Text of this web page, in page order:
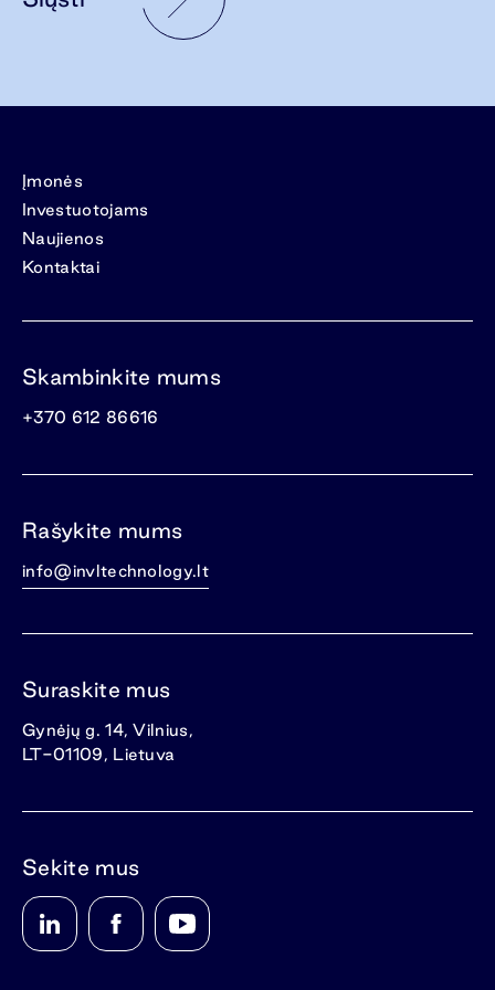
Įmonės
Investuotojams
Naujienos
Kontaktai
Skambinkite mums
+370 612 86616
Rašykite mums
info@invltechnology.lt
Suraskite mus
Gynėjų g. 14, Vilnius,
LT-01109, Lietuva
Sekite mus